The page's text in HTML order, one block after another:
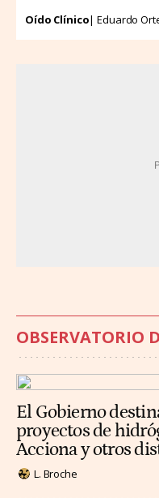
Oído Clínico| Eduardo
OBSERVATORIO
El Gobierno
proyectos de
Acciona y otros
L. Broche